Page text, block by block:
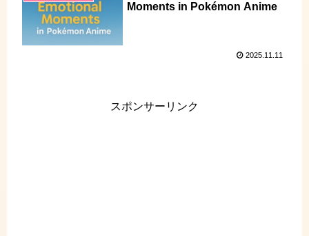
Moments in Pokémon Anime
2025.11.11
スポンサーリンク